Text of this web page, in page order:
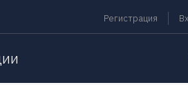
Регистрация